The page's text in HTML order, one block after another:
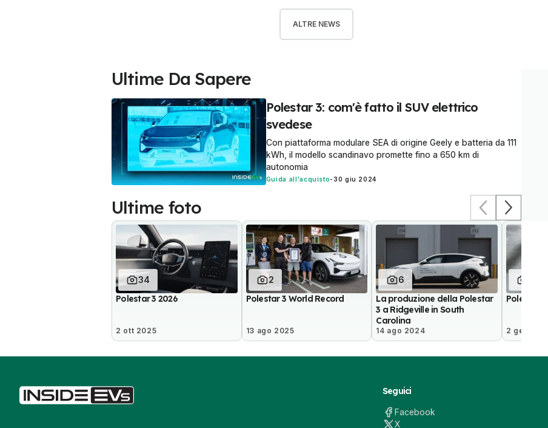
ALTRE NEWS
Ultime Da Sapere
Polestar 3: com'è fatto il SUV elettrico
svedese
Con piattaforma modulare SEA di origine Geely e batteria da 111
kWh, il modello scandinavo promette fino a 650 km di
autonomia
Guida all'acquisto-30 giu 2024
Ultime foto
34
Polestar 3 2026
2 ott 2025
2
Polestar 3 World Record
13 ago 2025
6
La produzione della Polestar
3 a Ridgeville in South
Carolina
14 ago 2024
Polestar 3
2 gen 2023
Seguici
Facebook
X